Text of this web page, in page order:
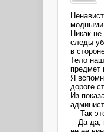
модными
Никак
следы
в
Тело
предмет
Я
дороге
Из
— Так
—Да-да,